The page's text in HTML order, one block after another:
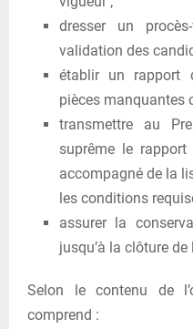
dresser un
validation des
établir un rapport
pièces manquantes
transmettre au
suprême le
accompagné de la
les conditions
assurer la
jusqu’à la clôture
Selon le contenu de
comprend :